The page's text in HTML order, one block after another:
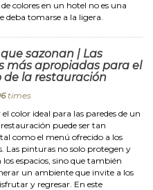
colores en un hotel no es una
deba tomarse a la ligera.
sazonan | Las
más apropiadas para el
de la restauración
times
el color ideal para las paredes de un
puede ser tan
como el menú ofrecido a los
Las pinturas no solo protegen y
los espacios, sino que también
un ambiente que invite a los
y regresar. En este